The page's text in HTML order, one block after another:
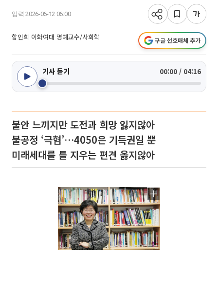
입력 2026-06-12 06:00
함인희 이화여대 명예교수/사회학 구글 선호매체 추가
기사 듣기 00:00 / 04:16
불안 느끼지만 도전과 희망 잃지않아
불공정 ‘극혐’…4050은 기득권일 뿐
미래세대를 틀 지우는 편견 옳지않아